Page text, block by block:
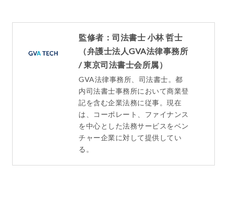
監修者：司法書士 小林 哲士
（弁護士法人GVA法律事務所
/ 東京司法書士会所属）
GVA法律事務所、司法書士。都
内司法書士事務所において商業登
記を含む企業法務に従事。現在
は、コーポレート、ファイナンス
を中心とした法務サービスをベン
チャー企業に対して提供してい
る。